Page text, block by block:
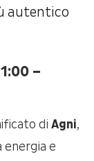
autentico
–
di Agni,
e